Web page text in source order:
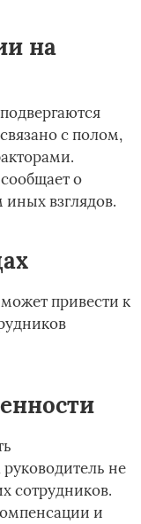
на
с полом,
о
взглядов.
привести к
не
сотрудников.
и